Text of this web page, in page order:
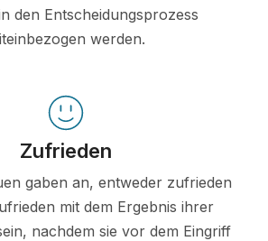
den Entscheidungsprozess
werden.
Zufrieden
gaben an, entweder zufrieden
mit dem Ergebnis ihrer
nachdem sie vor dem Eingriff